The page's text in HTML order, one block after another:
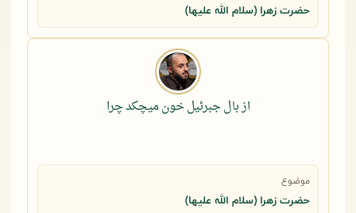
حضرت زهرا (سلام الله علیها)
از بال جبرئیل خون میچکد چرا
موضوع
حضرت زهرا (سلام الله علیها)